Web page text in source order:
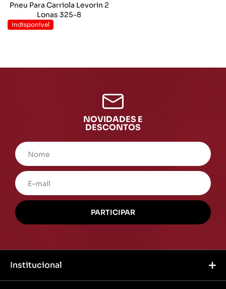
Pneu Para Carriola Levorin 2
Lonas 325-8
Indisponível
NOVIDADES E
DESCONTOS
Institucional